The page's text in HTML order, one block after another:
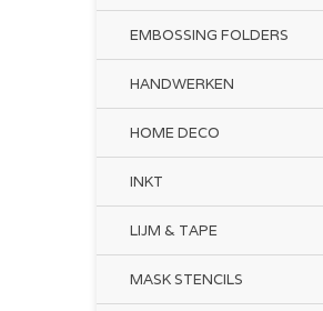
EMBOSSING FOLDERS
HANDWERKEN
HOME DECO
INKT
LIJM & TAPE
MASK STENCILS